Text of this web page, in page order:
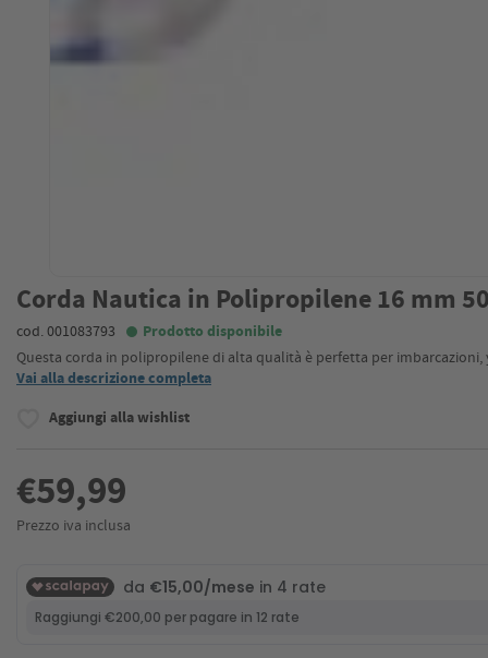
Corda Nautica in Polipropilene 16 mm
cod. 001083793 Prodotto disponibile
Questa corda in polipropilene di alta qualità è perfetta per imbarcazioni,
Vai alla descrizione completa
Aggiungi alla wishlist
€59,99
Prezzo iva inclusa